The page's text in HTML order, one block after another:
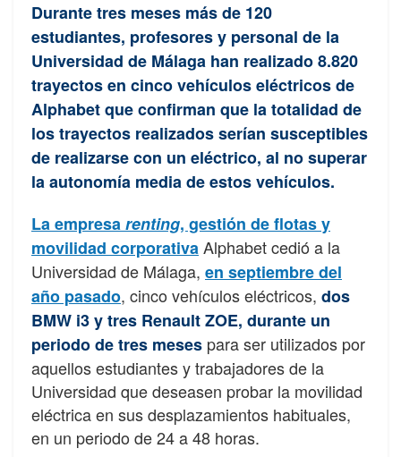
Durante tres meses más de 120
estudiantes, profesores y personal de la
Universidad de Málaga han realizado 8.820
trayectos en cinco vehículos eléctricos de
Alphabet que confirman que la totalidad de
los trayectos realizados serían susceptibles
de realizarse con un eléctrico, al no superar
la autonomía media de estos vehículos.
La empresarenting, gestión de flotas y
movilidad corporativaAlphabet cedió a la
Universidad de Málaga, en septiembre del
año pasado, cinco vehículos eléctricos, dos
BMW i3 y tres Renault ZOE, durante un
periodo de tres meses para ser utilizados por
aquellos estudiantes y trabajadores de la
Universidad que deseasen probar la movilidad
eléctrica en sus desplazamientos habituales,
en un periodo de 24 a 48 horas.